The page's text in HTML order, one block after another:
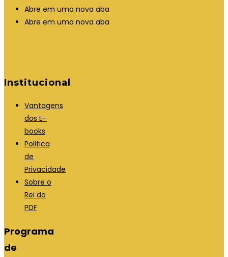
Abre em uma nova aba
Abre em uma nova aba
Institucional
Vantagens
dos E-
books
Politica
de
Privacidade
Sobre o
Rei do
PDF
Programa
de